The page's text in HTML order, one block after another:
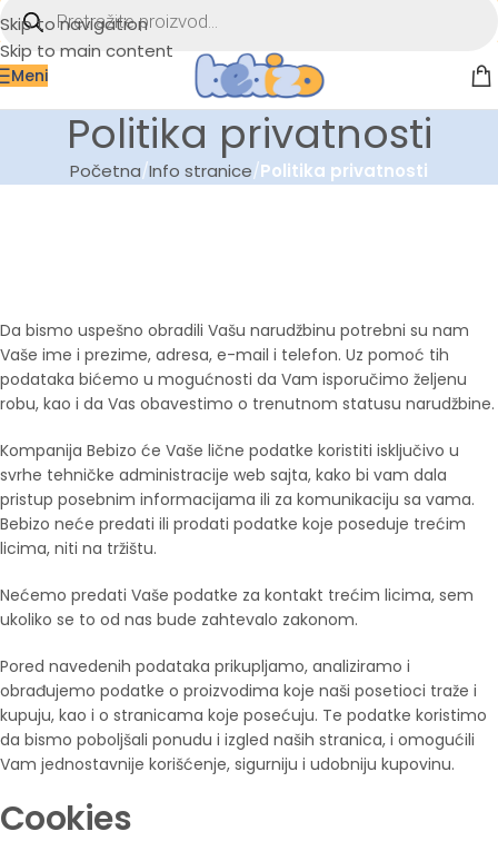
Skip to navigation
Skip to main content
Meni
Politika privatnosti
Početna/Info stranice/Politika privatnosti
Da bismo uspešno obradili Vašu narudžbinu potrebni su nam
Vaše ime i prezime, adresa, e-mail i telefon. Uz pomoć tih
podataka bićemo u mogućnosti da Vam isporučimo željenu
robu, kao i da Vas obavestimo o trenutnom statusu narudžbine.
Kompanija Bebizo će Vaše lične podatke koristiti isključivo u
svrhe tehničke administracije web sajta, kako bi vam dala
pristup posebnim informacijama ili za komunikaciju sa vama.
Bebizo neće predati ili prodati podatke koje poseduje trećim
licima, niti na tržištu.
Nećemo predati Vaše podatke za kontakt trećim licima, sem
ukoliko se to od nas bude zahtevalo zakonom.
Pored navedenih podataka prikupljamo, analiziramo i
obrađujemo podatke o proizvodima koje naši posetioci traže i
kupuju, kao i o stranicama koje posećuju. Te podatke koristimo
da bismo poboljšali ponudu i izgled naših stranica, i omogućili
Vam jednostavnije korišćenje, sigurniju i udobniju kupovinu.
Cookies